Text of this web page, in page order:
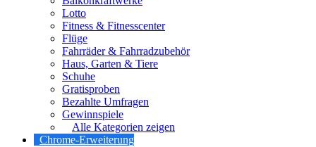
Lotto
Fitness & Fitnesscenter
Flüge
Fahrräder & Fahrradzubehör
Haus, Garten & Tiere
Schuhe
Gratisproben
Bezahlte Umfragen
Gewinnspiele
Alle Kategorien zeigen
Chrome-Erweiterung